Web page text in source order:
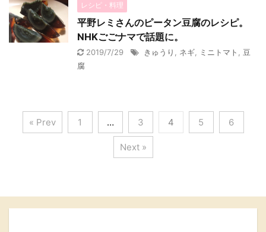
レシピ・料理
平野レミさんのピータン豆腐のレシピ。
NHKごごナマで話題に。
2019/7/29 きゅうり ネギ ミニトマト
豆
腐
« Prev 1 … 3 4 5 6
Next »